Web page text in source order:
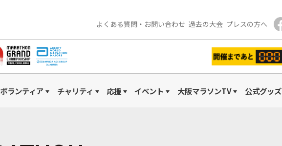
ボランティア チャリティ 応援 イベント 大阪マラソンTV 公式グッズ
よくある質問・ お問い合わせ 過去の大会 プレスの方へ